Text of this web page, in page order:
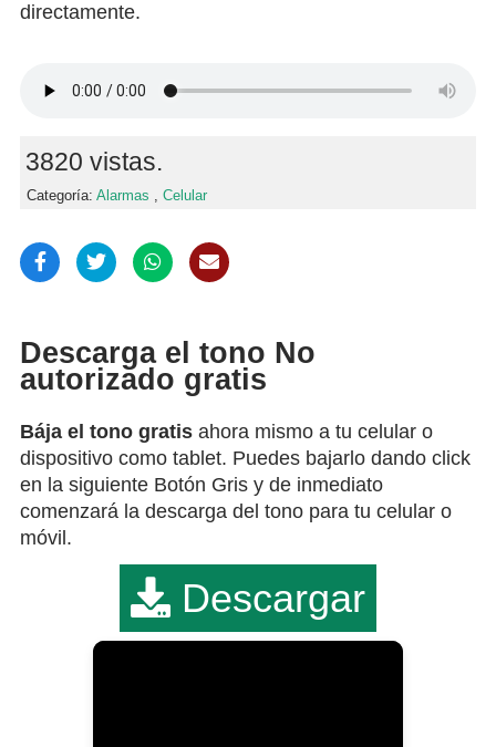
directamente.
3820 vistas.
Categoría: Alarmas , Celular
Descarga el tono No
autorizado gratis
Bája el tono gratis ahora mismo a tu celular o
dispositivo como tablet. Puedes bajarlo dando click
en la siguiente Botón Gris y de inmediato
comenzará la descarga del tono para tu celular o
móvil.
Descargar